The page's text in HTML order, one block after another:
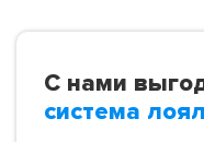
С нами
система